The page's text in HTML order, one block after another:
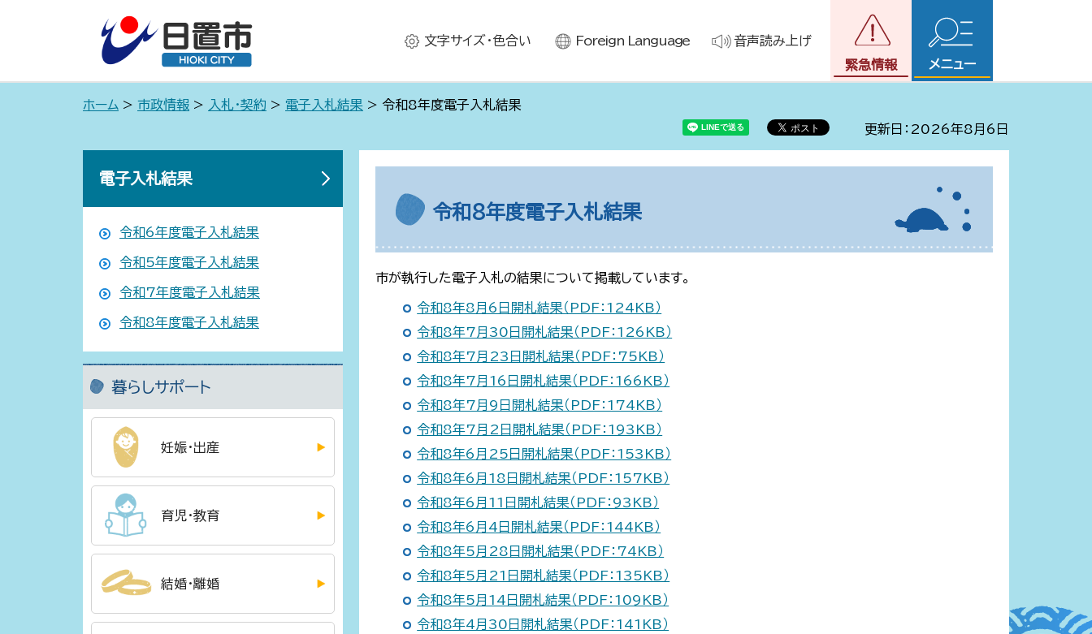
文字サイズ・色合い Foreign Language
音声読み上げ
緊急情報
メニュー
ホーム > 市政情報 > 入札・契約 > 電子入札結果 > 令和8年度電子入札結果
更新日：2026年8月6日
電子入札結果
令和6年度電子入札結果
令和5年度電子入札結果
令和7年度電子入札結果
令和8年度電子入札結果
暮らしサポート
妊娠・出産
育児・教育
結婚・離婚
令和8年度電子入札結果
市が執行した電子入札の結果について掲載しています。
令和8年8月6日開札結果（PDF：124KB）
令和8年7月30日開札結果（PDF：126KB）
令和8年7月23日開札結果（PDF：75KB）
令和8年7月16日開札結果（PDF：166KB）
令和8年7月9日開札結果（PDF：174KB）
令和8年7月2日開札結果（PDF：193KB）
令和8年6月25日開札結果（PDF：153KB）
令和8年6月18日開札結果（PDF：157KB）
令和8年6月11日開札結果（PDF：93KB）
令和8年6月4日開札結果（PDF：144KB）
令和8年5月28日開札結果（PDF：74KB）
令和8年5月21日開札結果（PDF：135KB）
令和8年5月14日開札結果（PDF：109KB）
令和8年4月30日開札結果（PDF：141KB）